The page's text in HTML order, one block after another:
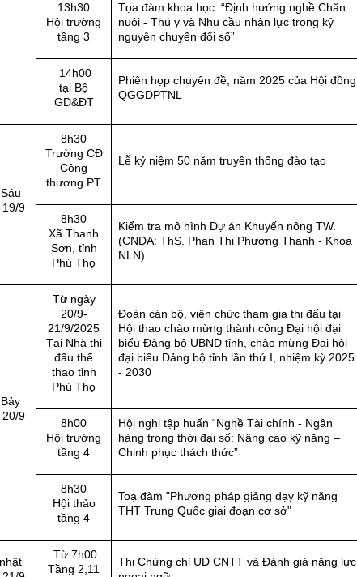
13h30
Hội trường
tầng 3
Tọa đàm khoa học: “Định hướng nghề Chăn
nuôi - Thú y và Nhu cầu nhân lực trong kỷ
nguyên chuyển đổi số”
14h00
tại Bộ
GD&ĐT
Phiên họp chuyên đề, năm 2025 của Hội đồng
QGGDPTNL
19/9
8h30
Trường CĐ
Công
thương PT
Lễ kỷ niệm 50 năm truyền thống đào tạo
8h30
Xã Thanh
Sơn, tỉnh
Phú Thọ
Kiểm tra mô hình Dự án Khuyến nông TW.
(CNDA: ThS. Phan Thị Phương Thanh - Khoa
NLN)
20/9
Từ ngày
20/9-
21/9/2025
Tại Nhà thi
đấu thể
thao tỉnh
Phú Thọ
Đoàn cán bộ, viên chức tham gia thi đấu tại
Hội thao chào mừng thành công Đại hội đại
biểu Đảng bộ UBND tỉnh, chào mừng Đại hội
đại biểu Đảng bộ tỉnh lần thứ I, nhiệm kỳ 2025
- 2030
8h00
Hội trường
tầng 4
Hội nghị tập huấn “Nghề Tài chính - Ngân
hàng trong thời đại số: Nâng cao kỹ năng –
Chinh phục thách thức”
8h30
Hội thảo
tầng 4
Toạ đàm "Phương pháp giảng dạy kỹ năng
THT Trung Quốc giai đoạn cơ sở"
Từ 7h00
Tầng 2,11
Thi Chứng chỉ UD CNTT và Đánh giá năng lực